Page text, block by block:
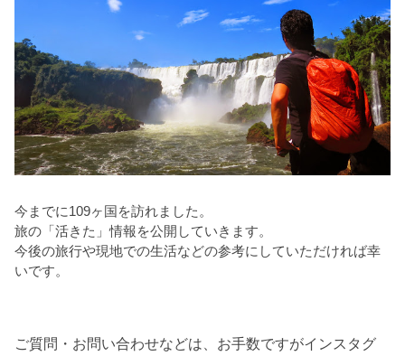
今までに109ヶ国を訪れました。
旅の「活きた」情報を公開していきます。
今後の旅行や現地での生活などの参考にしていただければ幸
いです。
ご質問・お問い合わせなどは、お手数ですがインスタグ